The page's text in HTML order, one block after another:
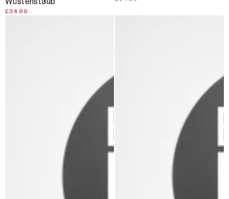
Wüstenstaub
£34.99